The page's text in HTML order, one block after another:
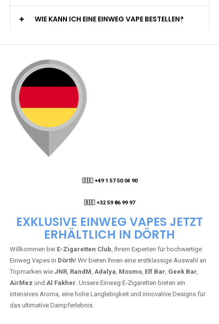
WIE KANN ICH EINE EINWEG VAPE BESTELLEN?
🇩🇪 +49 1 57 50 04 90
🇧🇪 +32 59 86 99 97
EXKLUSIVE EINWEG VAPES JETZT
ERHÄLTLICH IN DÖRTH
Willkommen bei E-Zigaretten Club, Ihrem Experten für hochwertige
Einweg Vapes in Dörth! Wir bieten Ihnen eine erstklassige Auswahl an
Topmarken wie JNR, RandM, Adalya, Mosmo, Elf Bar, Geek Bar,
AirMez und Al Fakher. Unsere Einweg E-Zigaretten bieten ein
intensives Aroma, eine hohe Langlebigkeit und innovative Designs für
das ultimative Dampferlebnis.